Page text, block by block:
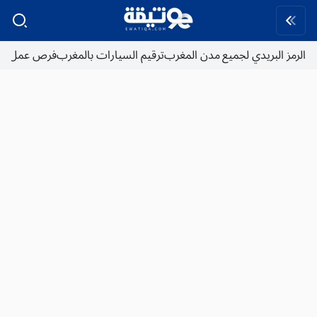
الرمز البريدي لجميع مدن المغربترقيم السيارات بالمغربفرص عمل